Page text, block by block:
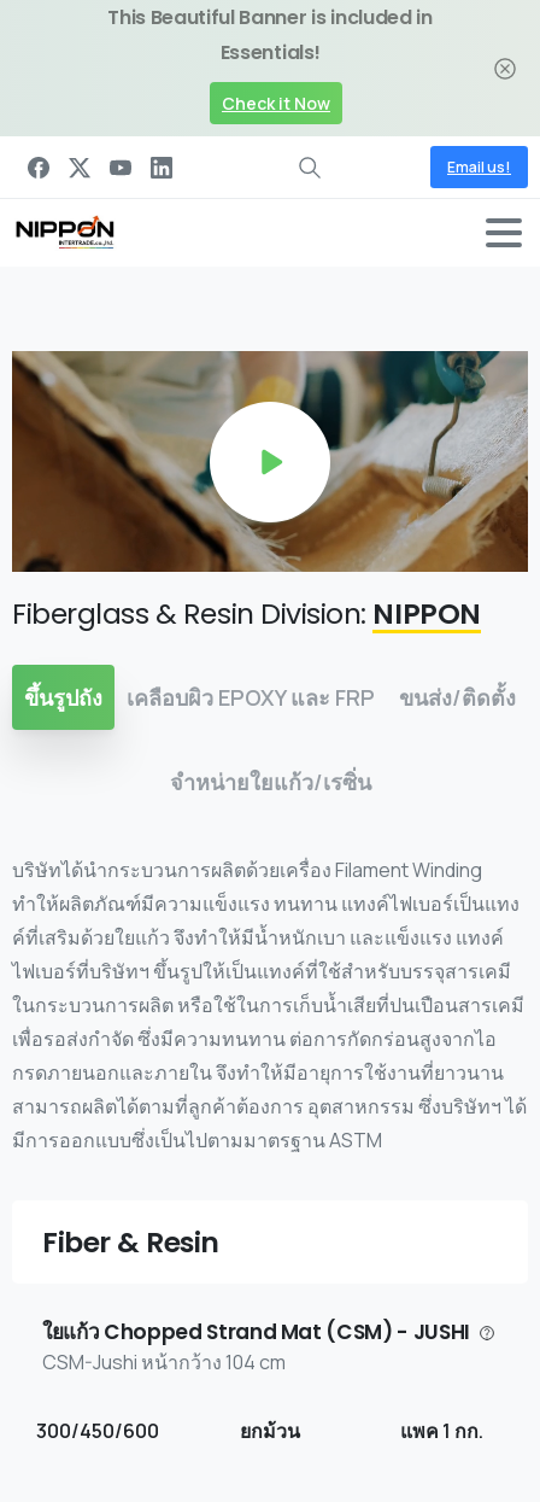
This Beautiful Banner is included in
Essentials!
Check it Now
Email us!
Fiberglass & Resin Division: NIPPON
ขึ้นรูปถัง เคลือบผิว EPOXY และ FRP ขนส่ง/ติดตั้ง
จำหน่ายใยแก้ว/เรซิ่น
บริษัทได้นำกระบวนการผลิตด้วยเครื่อง Filament Winding
ทำให้ผลิตภัณฑ์มีความแข็งแรง ทนทาน แทงค์ไฟเบอร์เป็นแทง
ค์ที่เสริมด้วยใยแก้ว จึงทำให้มีน้ำหนักเบา และแข็งแรง แทงค์
ไฟเบอร์ที่บริษัทฯ ขึ้นรูปให้เป็นแทงค์ที่ใช้สำหรับบรรจุสารเคมี
ในกระบวนการผลิต หรือใช้ในการเก็บน้ำเสียที่ปนเปือนสารเคมี
เพื่อรอส่งกำจัด ซึ่งมีความทนทาน ต่อการกัดกร่อนสูงจากไอ
กรดภายนอกและภายใน จึงทำให้มีอายุการใช้งานที่ยาวนาน
สามารถผลิตได้ตามที่ลูกค้าต้องการ อุตสาหกรรม ซึ่งบริษัทฯ ได้
มีการออกแบบซึ่งเป็นไปตามมาตรฐาน ASTM
Fiber & Resin
ใยแก้ว Chopped Strand Mat (CSM) - JUSHI
CSM-Jushi หน้ากว้าง 104 cm
300/450/600 ยกม้วน แพค 1 กก.